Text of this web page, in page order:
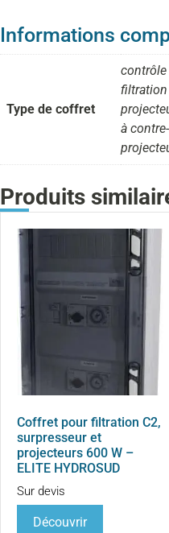
Informations
Type de coffret
filtration
à
Produits
Coffret pour filtration C2,
surpresseur et
projecteurs 600 W –
ELITE HYDROSUD
Sur devis
Découvrir